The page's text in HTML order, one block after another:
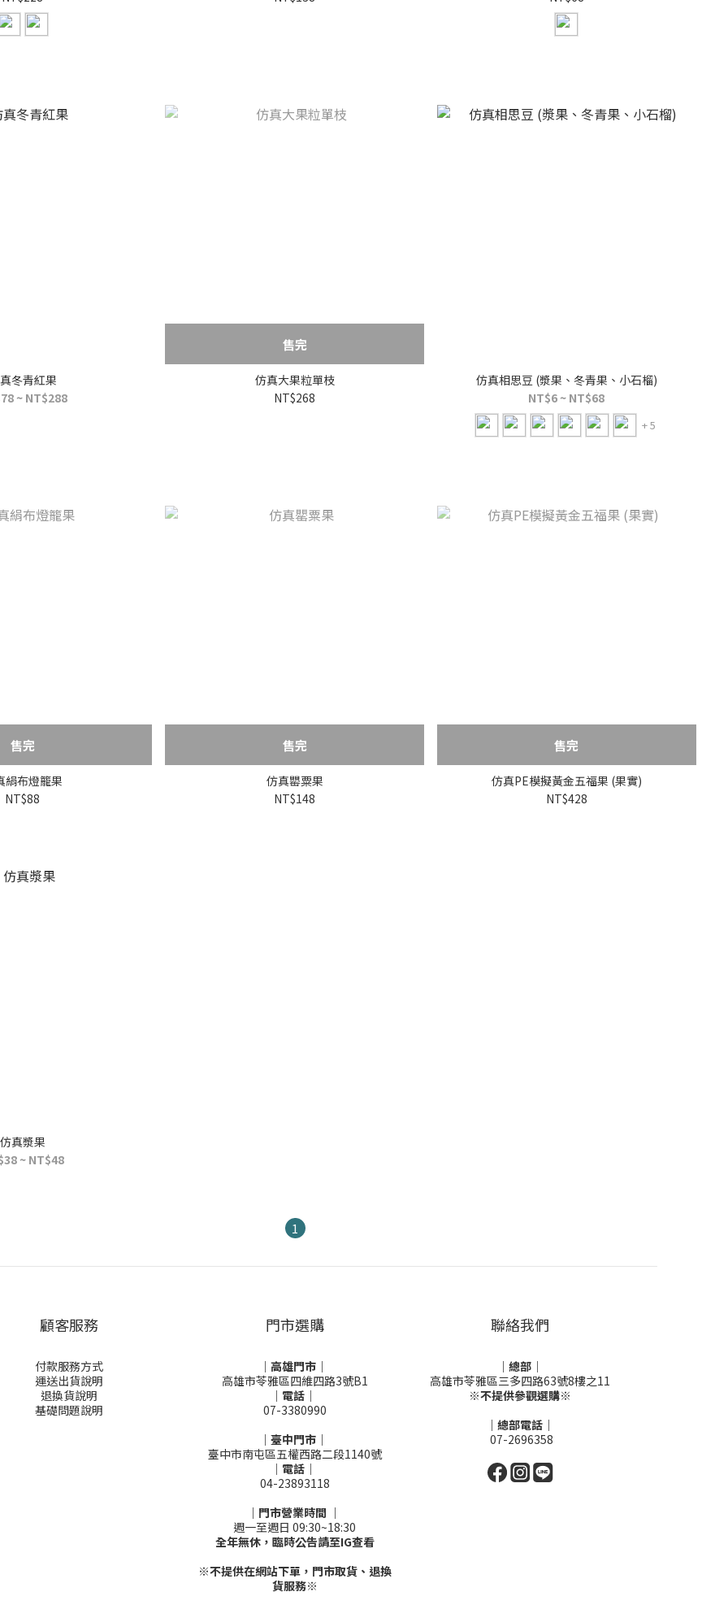
冬青紅果
~ NT$288
售完
仿真大果粒單枝
NT$268
仿真相思豆 (漿果、冬青果、小石榴)
NT$6 ~ NT$68
+ 5
售完
絹布燈籠果
NT$88
售完
仿真罌粟果
NT$148
售完
仿真PE模擬黃金五福果 (果實)
NT$428
仿真漿果
~ NT$48
1
顧客服務
付款服務方式
運送出貨說明
退換貨說明
基礎問題說明
門市選購
｜高雄門市｜
高雄市苓雅區四維四路3號B1
｜電話｜
07-3380990
｜臺中門市｜
臺中市南屯區五權西路二段1140號
｜電話｜
04-23893118
｜門市營業時間 ｜
週一至週日 09:30~18:30
全年無休，臨時公告請至IG查看
※不提供在網站下單，門市取貨、退換
貨服務※
聯絡我們
｜總部｜
高雄市苓雅區三多四路63號8樓之11
※不提供參觀選購※
｜總部電話｜
07-2696358